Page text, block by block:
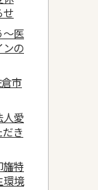
せ
～医
の
市
人愛
き
旛特
環境